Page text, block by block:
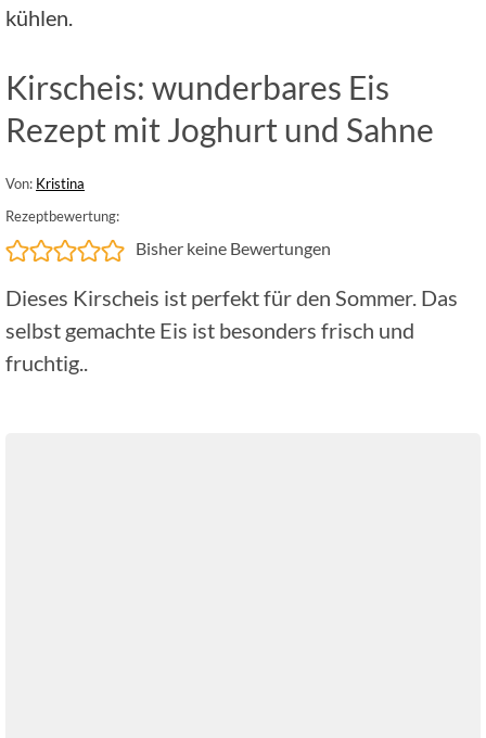
kühlen.
Kirscheis: wunderbares Eis
Rezept mit Joghurt und Sahne
Von: Kristina
Rezeptbewertung:
Bisher keine Bewertungen
Dieses Kirscheis ist perfekt für den Sommer. Das
selbst gemachte Eis ist besonders frisch und
fruchtig..